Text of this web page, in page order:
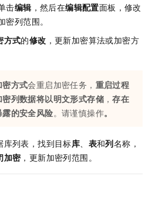
击编辑 ，然后在编辑配置面板，修改
列范围。
方式的修改 ，更新加密算法或加密方
密方式会重启加密任务， 重启过程
密列数据将以明文形式存储 ，存在
的安全风险。请谨慎操作。
库列表，找到目标库 表和列名称，
加密，更新加密列范围。